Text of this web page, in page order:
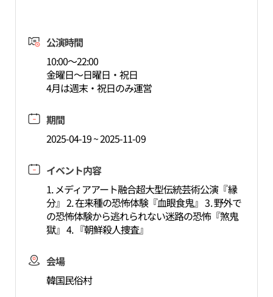
公演時間
10:00～22:00
金曜日～日曜日・祝日
4月は週末・祝日のみ運営
期間
2025-04-19 ~ 2025-11-09
イベント内容
1. メディアアート融合超大型伝統芸術公演『縁
分』 2. 在来種の恐怖体験『血眼食鬼』 3. 野外で
の恐怖体験から逃れられない迷路の恐怖『煞鬼
獄』 4. 『朝鮮殺人捜査』
会場
韓国民俗村